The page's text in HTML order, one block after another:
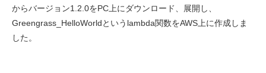
からバージョン1.2.0をPC上にダウンロード、展開し、
Greengrass_HelloWorldというlambda関数をAWS上に作成しま
した。